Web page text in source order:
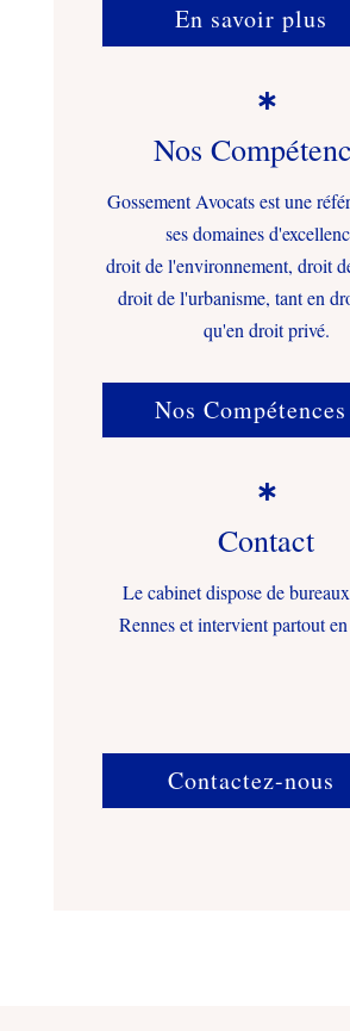
En savoir plus

Nos
Gossement Avocats est une
ses domaines
droit de l'environnement, droit
droit de l'urbanisme, tant en
qu'en droit privé.
Nos Compétences

Contact
Le cabinet dispose de
Rennes et intervient partout
Contactez-nous